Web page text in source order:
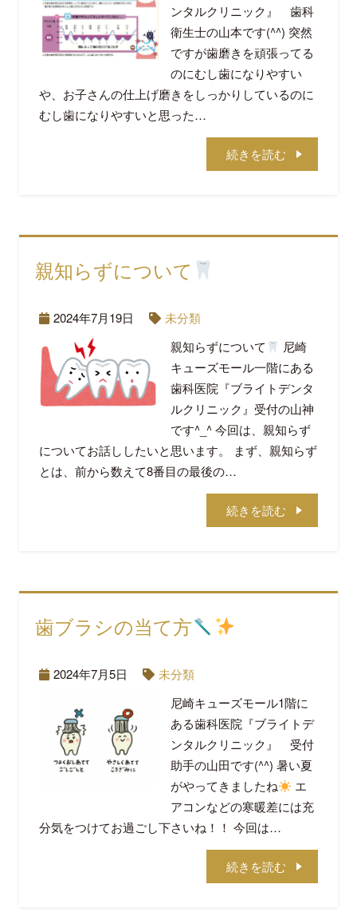
ンタルクリニック』 歯科
衛生士の山本です(^^) 突然
ですが歯磨きを頑張ってる
のにむし歯になりやすい
や、お子さんの仕上げ磨きをしっかりしているのに
むし歯になりやすいと思った…
続きを読む
親知らずについて
2024年7月19日
未分類
親知らずについて
尼崎
キューズモール一階にある
歯科医院『ブライトデンタ
ルクリニック』受付の山神
です^_^ 今回は、親知らず
についてお話ししたいと思います。 まず、親知らず
とは、前から数えて8番目の最後の…
続きを読む
歯ブラシの当て方
2024年7月5日
未分類
尼崎キューズモール1階に
ある歯科医院『ブライトデ
ンタルクリニック』 受付
助手の山田です(^^) 暑い夏
がやってきましたね
エ
アコンなどの寒暖差には充
分気をつけてお過ごし下さいね！！ 今回は…
続きを読む